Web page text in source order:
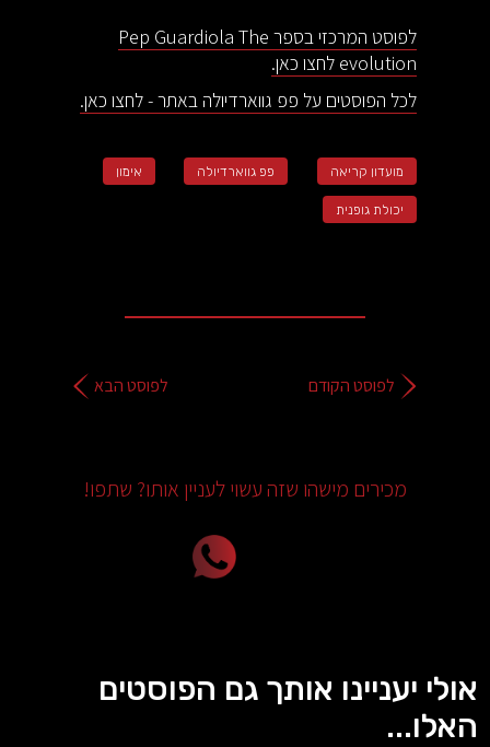
לפוסט המרכזי בספר Pep Guardiola The
evolution לחצו כאן.
לכל הפוסטים על פפ גווארדיולה באתר - לחצו כאן.
מועדון קריאה פפ גווארדיולה אימון
יכולת גופנית
לפוסט הקודם לפוסט הבא
מכירים מישהו שזה עשוי לעניין אותו? שתפו!
אולי יעניינו אותך גם הפוסטים
האלו...